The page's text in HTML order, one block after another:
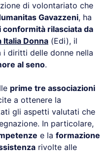
di volontariato che
Gavazzeni, ha
rilasciata da
Italia Donna (Edi), il
i diritti delle donne nella
al seno.
prime tre associazioni
a ottenere la
gli aspetti valutati che
In particolare,
e la formazione
rivolte alle